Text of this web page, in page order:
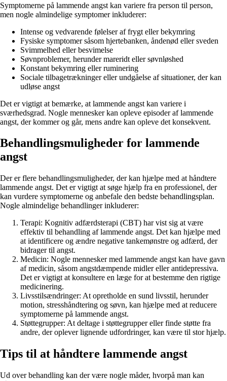
Symptomerne på lammende angst kan variere fra person til person,
men nogle almindelige symptomer inkluderer:
Intense og vedvarende følelser af frygt eller bekymring
Fysiske symptomer såsom hjertebanken, åndenød eller sveden
Svimmelhed eller besvimelse
Søvnproblemer, herunder mareridt eller søvnløshed
Konstant bekymring eller ruminering
Sociale tilbagetrækninger eller undgåelse af situationer, der kan
udløse angst
Det er vigtigt at bemærke, at lammende angst kan variere i
sværhedsgrad. Nogle mennesker kan opleve episoder af lammende
angst, der kommer og går, mens andre kan opleve det konsekvent.
Behandlingsmuligheder for lammende
angst
Der er flere behandlingsmuligheder, der kan hjælpe med at håndtere
lammende angst. Det er vigtigt at søge hjælp fra en professionel, der
kan vurdere symptomerne og anbefale den bedste behandlingsplan.
Nogle almindelige behandlinger inkluderer:
Terapi: Kognitiv adfærdsterapi (CBT) har vist sig at være
effektiv til behandling af lammende angst. Det kan hjælpe med
at identificere og ændre negative tankemønstre og adfærd, der
bidrager til angst.
Medicin: Nogle mennesker med lammende angst kan have gavn
af medicin, såsom angstdæmpende midler eller antidepressiva.
Det er vigtigt at konsultere en læge for at bestemme den rigtige
medicinering.
Livsstilsændringer: At opretholde en sund livsstil, herunder
motion, stresshåndtering og søvn, kan hjælpe med at reducere
symptomerne på lammende angst.
Støttegrupper: At deltage i støttegrupper eller finde støtte fra
andre, der oplever lignende udfordringer, kan være til stor hjælp.
Tips til at håndtere lammende angst
Ud over behandling kan der være nogle måder, hvorpå man kan